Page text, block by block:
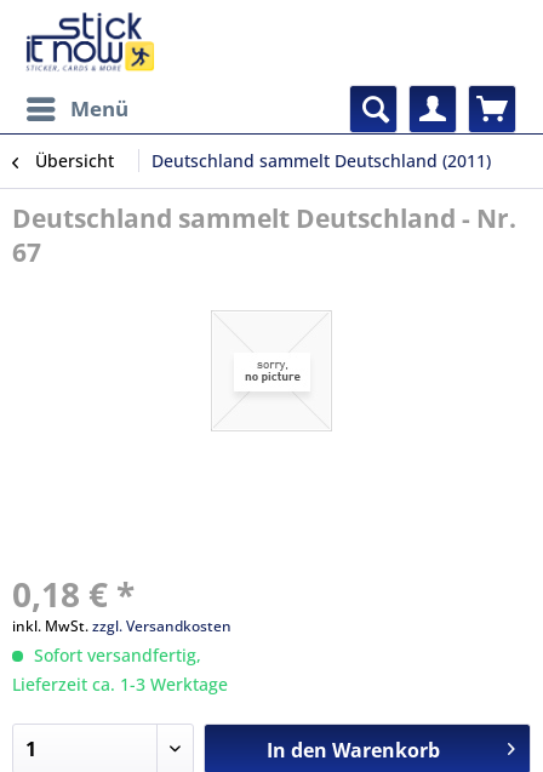
Menü
Übersicht Deutschland sammelt Deutschland (2011)
Deutschland sammelt Deutschland - Nr.
67
0,18 € *
inkl. MwSt.zzgl. Versandkosten
Sofort versandfertig,
Lieferzeit ca. 1-3 Werktage
In den Warenkorb